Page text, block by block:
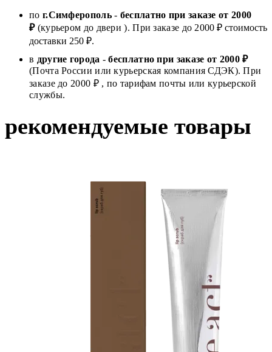
по г.Симферополь- бесплатно при заказе от 2000
₽(курьером до двери ). При заказе до 2000 ₽ стоимость
доставки 250 ₽.
в другие города -бесплатно при заказе от 2000 ₽
(Почта России или курьерская компания СДЭК). При
заказе до 2000 ₽ , по тарифам почты или курьерской
службы.
рекомендуемые товары